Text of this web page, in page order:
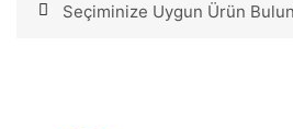
Seçiminize Uygun Ürün